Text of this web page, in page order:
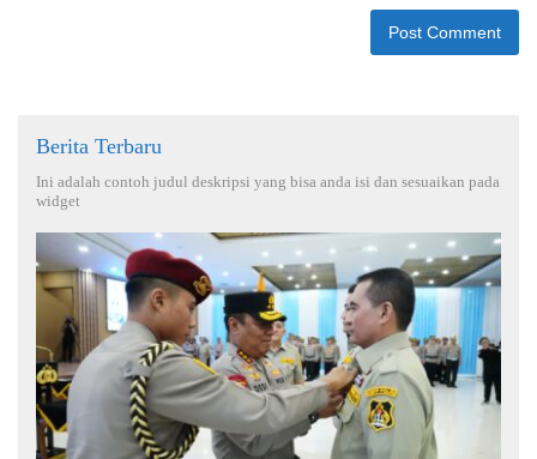
Berita Terbaru
Ini adalah contoh judul deskripsi yang bisa anda isi dan sesuaikan pada
widget